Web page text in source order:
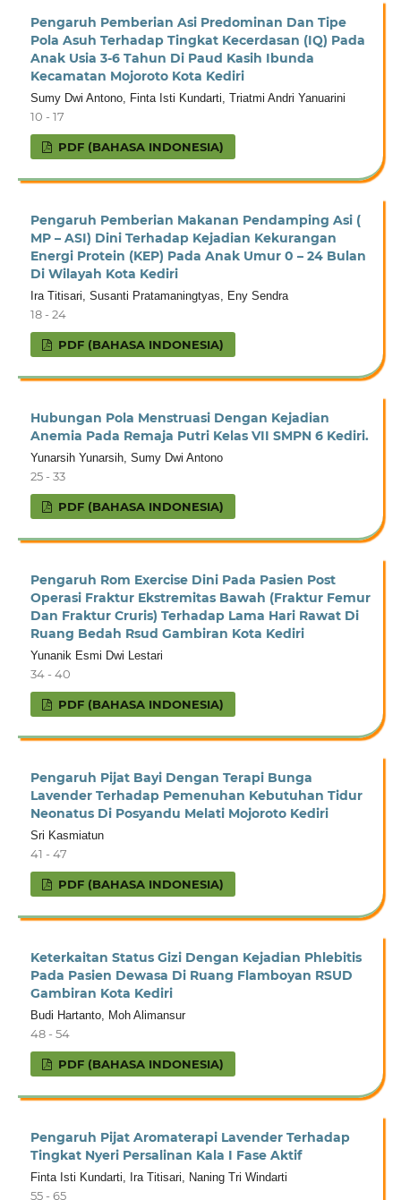
Pengaruh Pemberian Asi Predominan Dan Tipe
Pola Asuh Terhadap Tingkat Kecerdasan (IQ) Pada
Anak Usia 3-6 Tahun Di Paud Kasih Ibunda
Kecamatan Mojoroto Kota Kediri
Sumy Dwi Antono, Finta Isti Kundarti, Triatmi Andri Yanuarini
10 - 17
PDF (BAHASA INDONESIA)
Pengaruh Pemberian Makanan Pendamping Asi (
MP – ASI) Dini Terhadap Kejadian Kekurangan
Energi Protein (KEP) Pada Anak Umur 0 – 24 Bulan
Di Wilayah Kota Kediri
Ira Titisari, Susanti Pratamaningtyas, Eny Sendra
18 - 24
PDF (BAHASA INDONESIA)
Hubungan Pola Menstruasi Dengan Kejadian
Anemia Pada Remaja Putri Kelas VII SMPN 6 Kediri.
Yunarsih Yunarsih, Sumy Dwi Antono
25 - 33
PDF (BAHASA INDONESIA)
Pengaruh Rom Exercise Dini Pada Pasien Post
Operasi Fraktur Ekstremitas Bawah (Fraktur Femur
Dan Fraktur Cruris) Terhadap Lama Hari Rawat Di
Ruang Bedah Rsud Gambiran Kota Kediri
Yunanik Esmi Dwi Lestari
34 - 40
PDF (BAHASA INDONESIA)
Pengaruh Pijat Bayi Dengan Terapi Bunga
Lavender Terhadap Pemenuhan Kebutuhan Tidur
Neonatus Di Posyandu Melati Mojoroto Kediri
Sri Kasmiatun
41 - 47
PDF (BAHASA INDONESIA)
Keterkaitan Status Gizi Dengan Kejadian Phlebitis
Pada Pasien Dewasa Di Ruang Flamboyan RSUD
Gambiran Kota Kediri
Budi Hartanto, Moh Alimansur
48 - 54
PDF (BAHASA INDONESIA)
Pengaruh Pijat Aromaterapi Lavender Terhadap
Tingkat Nyeri Persalinan Kala I Fase Aktif
Finta Isti Kundarti, Ira Titisari, Naning Tri Windarti
55 - 65